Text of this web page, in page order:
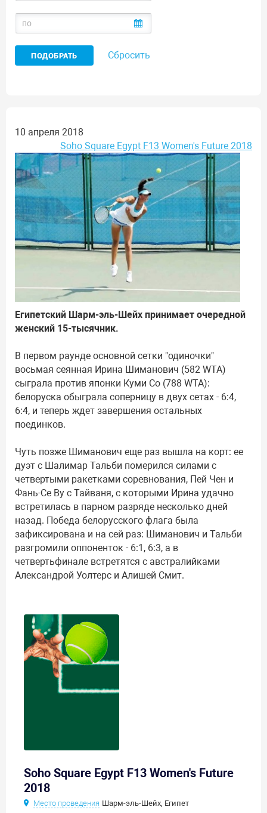
Сбросить
10 апреля 2018
Soho Square Egypt F13 Women's Future 2018
Египетский Шарм-эль-Шейх принимает очередной
женский 15-тысячник.
В первом раунде основной сетки "одиночки"
восьмая сеянная Ирина Шиманович (582 WTA)
сыграла против японки Куми Со (788 WTA):
белоруска обыграла соперницу в двух сетах - 6:4,
6:4, и теперь ждет завершения остальных
поединков.
Чуть позже Шиманович еще раз вышла на корт: ее
дуэт с Шалимар Тальби померился силами с
четвертыми ракетками соревнования, Пей Чен и
Фань-Се Ву с Тайваня, с которыми Ирина удачно
встретилась в парном разряде несколько дней
назад. Победа белорусского флага была
зафиксирована и на сей раз: Шиманович и Тальби
разгромили оппоненток - 6:1, 6:3, а в
четвертьфинале встретятся с австралийками
Александрой Уолтерс и Алишей Смит.
Soho Square Egypt F13 Women's Future
2018
Место проведения Шарм-эль-Шейх, Египет